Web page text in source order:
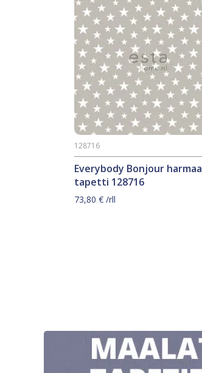
Everybody Bonjour harmaa
tapetti 128716
128716
73,80 € /rll